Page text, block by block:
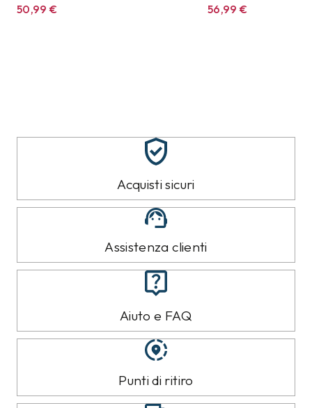
50,99€
56,99€
Acquisti sicuri
Assistenza clienti
Aiuto e FAQ
Punti di ritiro